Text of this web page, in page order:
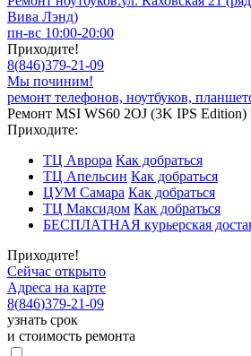
Вива Лэнд)
пн-вс 10:00-20:00
Приходите!
8(846)379-21-09
Мы починим!
ремонт телефонов, ноутбуков,
Ремонт MSI WS60 2OJ (3K IPS Edition)
Приходите:
ТЦ Аврора Как добраться
ТЦ Апельсин Как добраться
ЦУМ Самара Как добраться
ТЦ Максидом Как добраться
БЕСПЛАТНАЯ курьерская
Приходите!
Сейчас открыто
Адреса на карте
8(846)379-21-09
узнать срок
и стоимость ремонта